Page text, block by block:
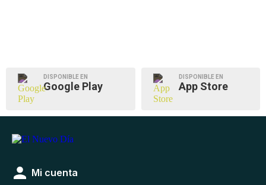
DISPONIBLE EN
Google Play
DISPONIBLE EN
App Store
Mi cuenta